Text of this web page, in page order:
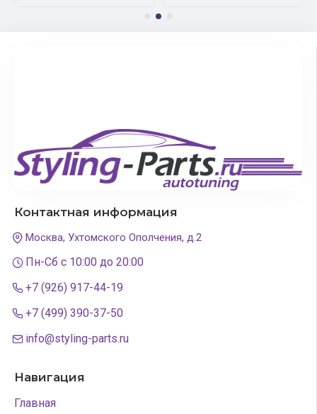
Контактная информация
Москва, Ухтомского Ополчения, д.2
Пн-Сб с 10:00 до 20:00
+7 (926) 917-44-19
+7 (499) 390-37-50
info@styling-parts.ru
Навигация
Главная